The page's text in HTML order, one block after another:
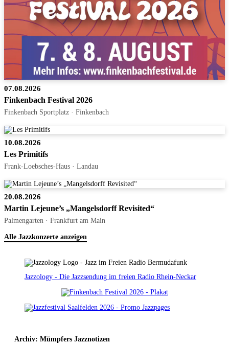
07.08.2026
Finkenbach Festival 2026
Finkenbach Sportplatz · Finkenbach
10.08.2026
Les Primitifs
Frank-Loebsches-Haus · Landau
20.08.2026
Martin Lejeune’s „Mangelsdorff Revisited“
Palmengarten · Frankfurt am Main
Alle Jazzkonzerte anzeigen
Jazzology - Die Jazzsendung im freien Radio Rhein-Neckar
Archiv: Mümpfers Jazznotizen